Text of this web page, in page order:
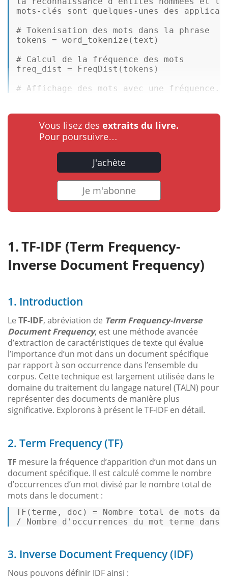
mots-clés sont quelques-unes des
# Tokenisation des mots dans la phrase
tokens = word_tokenize(text)
# Calcul de la fréquence des mots
freq_dist = FreqDist(tokens)
# Affichage des mots avec une
Vous lisez des extraits du livre.
Pour poursuivre…
J'achète
Je m'abonne
TF-IDF (Term Frequency-
Inverse Document Frequency)
1. Introduction
Le TF-IDF, abréviation de Term Frequency-Inverse
Document Frequency, est une méthode avancée
d’extraction de caractéristiques de texte qui évalue
l’importance d’un mot dans un document spécifique
par rapport à son occurrence dans l’ensemble du
corpus. Cette technique est largement utilisée dans le
domaine du traitement du langage naturel (TALN) pour
représenter des documents de manière plus
significative. Explorons à présent le TF-IDF en détail.
2. Term Frequency (TF)
TF mesure la fréquence d’apparition d’un mot dans un
document spécifique. Il est calculé comme le nombre
d’occurrences d’un mot divisé par le nombre total de
mots dans le document :
TF(terme, doc) = Nombre total de mots
/ Nombre d 'occurrences du mot terme dans
3. Inverse Document Frequency (IDF)
Nous pouvons définir IDF ainsi :